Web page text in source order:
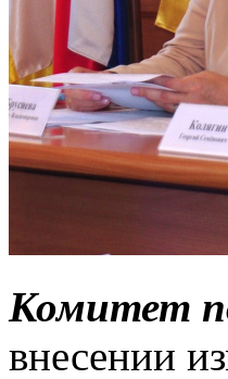
Комитет
внесении